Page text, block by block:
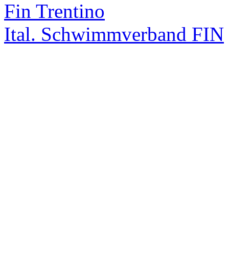
Fin Trentino
Ital. Schwimmverband FIN